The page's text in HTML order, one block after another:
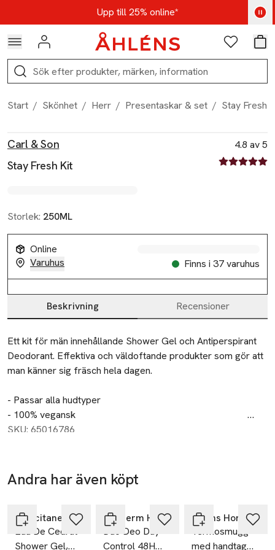
Hoppa till navigationsmenynUpp till 25% online*
Kod: AUG25 - Shoppa nu
Logga in Favoriter
Sök
Start / Skönhet / Herr / Presentaskar & set / Stay Fresh
Carl & Son
Stay Fresh Kit
4.8 av 5
4.8 av fem
Storlek: 250ML
Online
Varuhus
Finns i 37 varuhus
Beskrivning Recensioner
Beskrivning
Ett kit för män innehållande Shower Gel och Antiperspirant
Deodorant. Effektiva och väldoftande produkter som gör att
man känner sig fräsch hela dagen.
- Passar alla hudtyper
- 100% vegansk
- Cruelty Free
- 97% naturliga ingredienser
SKU: 65016786
Andra har även köpt
L’Occitane en Provence
Eau De Cedrat
Shower Gel,
Biotherm Homme
Duo Deo Day
Control 48H
Åhléns Home
Termosmugg
med handtag